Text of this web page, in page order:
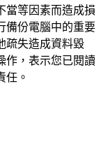
當等因素而造成損
備份電腦中的重要
疏失造成資料毀
作，表示您已閱讀
任。